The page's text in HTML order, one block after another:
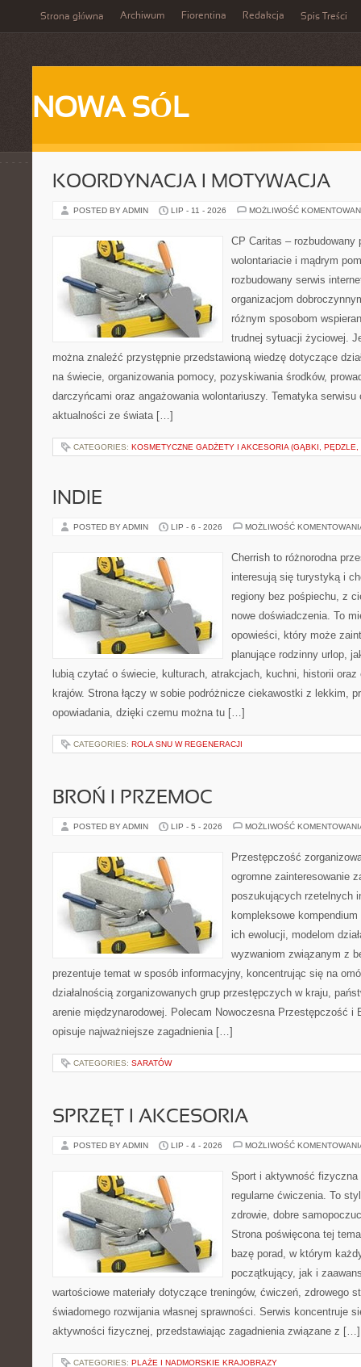
Strona główna Archiwum Fiorentina Redakcja Spis Treści
NOWA SÓL
KOORDYNACJA I MOTYWACJA
POSTED BY ADMIN LIP - 11 - 2026 MOŻLIWOŚĆ
CP Caritas – rozbudowany
wolontariacie i mądrym
rozbudowany serwis
organizacjom
różnym sposobom
trudnej sytuacji życiowej.
można znaleźć przystępnie przedstawioną wiedzę dotyczące
na świecie, organizowania pomocy, pozyskiwania środków,
darczyńcami oraz angażowania wolontariuszy. Tematyka
aktualności ze świata […]
CATEGORIES: KOSMETYCZNE GADŻETY I AKCESORIA (GĄBKI, PĘDZLE,
INDIE
POSTED BY ADMIN LIP - 6 - 2026 MOŻLIWOŚĆ
Cherrish to różnorodna
interesują się turystyką i
regiony bez pośpiechu, z
nowe doświadczenia. To
opowieści, który może
planujące rodzinny urlop,
lubią czytać o świecie, kulturach, atrakcjach, kuchni, historii
krajów. Strona łączy w sobie podróżnicze ciekawostki z lekkim,
opowiadania, dzięki czemu można tu […]
CATEGORIES: ROLA SNU W REGENERACJI
BROŃ I PRZEMOC
POSTED BY ADMIN LIP - 5 - 2026 MOŻLIWOŚĆ
Przestępczość
ogromne zainteresowanie
poszukujących rzetelnych
kompleksowe
ich ewolucji, modelom
wyzwaniom związanym z
prezentuje temat w sposób informacyjny, koncentrując się na
działalnością zorganizowanych grup przestępczych w kraju,
arenie międzynarodowej. Polecam Nowoczesna Przestępczość i
opisuje najważniejsze zagadnienia […]
CATEGORIES: SARATÓW
SPRZĘT I AKCESORIA
POSTED BY ADMIN LIP - 4 - 2026 MOŻLIWOŚĆ
Sport i aktywność
regularne ćwiczenia. To
zdrowie, dobre
Strona poświęcona tej
bazę porad, w którym
początkujący, jak i
wartościowe materiały dotyczące treningów, ćwiczeń, zdrowego
świadomego rozwijania własnej sprawności. Serwis koncentruje
aktywności fizycznej, przedstawiając zagadnienia związane z […]
CATEGORIES: PLAŻE I NADMORSKIE KRAJOBRAZY